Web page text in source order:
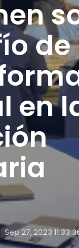
de
en
Sep 27, 2023